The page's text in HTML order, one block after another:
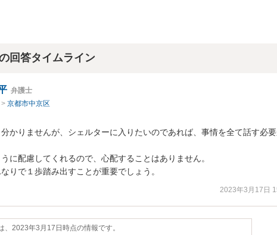
回答タイムライン
弁護士
> 京都市中京区
かりませんが、シェルターに入りたいのであれば、事情を全て話す必
に配慮してくれるので、心配することはありません。
りで１歩踏み出すことが重要でしょう。
2023年3月17日
、2023年3月17日時点の情報です。